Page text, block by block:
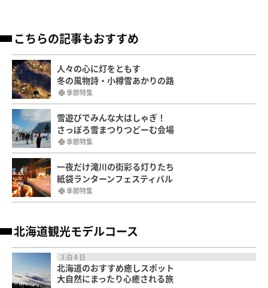
こちらの記事もおすすめ
人々の心に灯をともす
冬の風物詩・小樽雪あかりの路
季節特集
雪遊びでみんな大はしゃぎ！
さっぽろ雪まつりつどーむ会場
季節特集
一夜だけ滝川の街彩る灯りたち
紙袋ランターンフェスティバル
季節特集
北海道観光モデルコース
３泊４日
北海道のおすすめ癒しスポット
大自然にまったり心癒される旅